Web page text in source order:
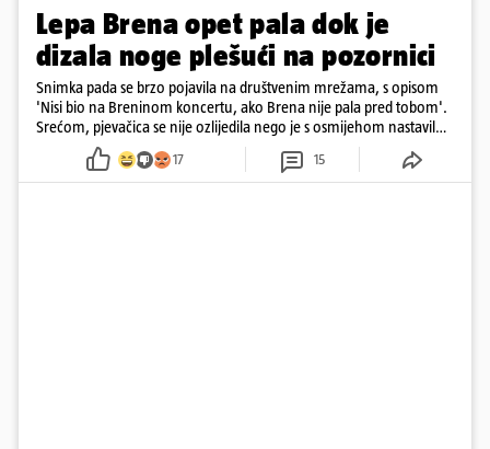
Lepa Brena opet pala dok je
dizala noge plešući na pozornici
Snimka pada se brzo pojavila na društvenim mrežama, s opisom
'Nisi bio na Breninom koncertu, ako Brena nije pala pred tobom'.
Srećom, pjevačica se nije ozlijedila nego je s osmijehom nastavila
17 15